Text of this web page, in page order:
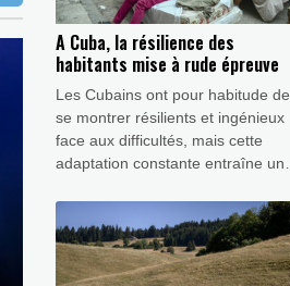
A Cuba, la résilience des
habitants mise à rude épreuve
Les Cubains ont pour habitude de
se montrer résilients et ingénieux
face aux difficultés, mais cette
adaptation constante entraîne un
crise prolongée que traverse l'île.